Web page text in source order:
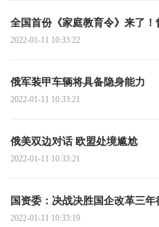
全国首份《家庭教育令》来了！
2022-01-11 10:33:22
俄军装甲车辆将具备隐身能力
2022-01-11 10:33:21
俄美双边对话 欧盟处境尴尬
2022-01-11 10:33:21
国资委：决战决胜国企改革三
2022-01-11 10:33:19